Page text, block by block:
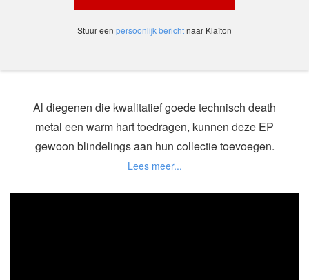
Stuur een persoonlijk berichtnaar Klaïton
Al diegenen die kwalitatief goede technisch death
metal een warm hart toedragen, kunnen deze EP
gewoon blindelings aan hun collectie toevoegen.
Brute Deathmetal uit zeeland met ex leden van